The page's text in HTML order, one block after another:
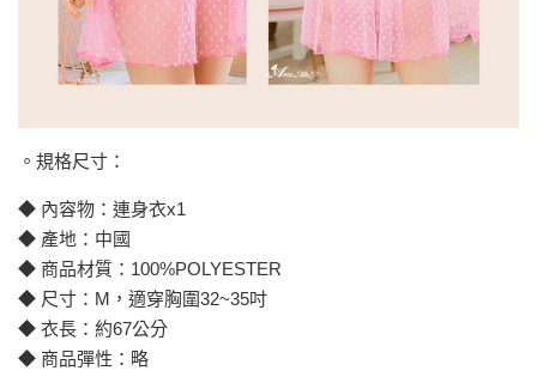
。規格尺寸：
◆ 內容物：連身衣x1
◆ 產地：中國
◆ 商品材質：100%POLYESTER
◆ 尺寸：M，適穿胸圍32~35吋
◆ 衣長：約67公分
◆ 商品彈性：略